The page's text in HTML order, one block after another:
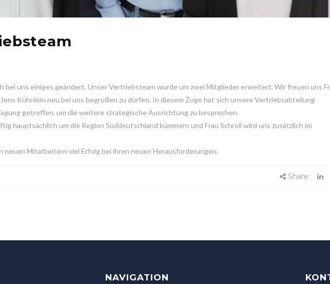
bei uns einiges geändert. Unser Vertriebsteam wurde um zwei Mitglieder erweitert. Wir freuen uns
Kühnlein neu bei uns begrüßen zu dürfen. In diesem Zuge hat sich unsere Vertriebsabteilung
getroffen, um die weitere strategische Ausrichtung zu besprechen.
hauptsächlich um die Region Süddeutschland kümmern und Frau Schroll wird uns zusätzlich im
neuen Mitarbeitern viel Erfolg bei ihren neuen Herausforderungen.
Share:
NAVIGATION